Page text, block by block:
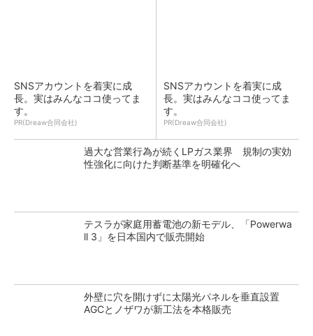
SNSアカウントを着実に成
長。実はみんなココ使ってま
す。
PR(Dreaw合同会社)
SNSアカウントを着実に成
長。実はみんなココ使ってま
す。
PR(Dreaw合同会社)
過大な営業行為が続くLPガス業界 規制の実効
性強化に向けた判断基準を明確化へ
テスラが家庭用蓄電池の新モデル、「Powerwa
ll 3」を日本国内で販売開始
外壁に穴を開けずに太陽光パネルを垂直設置
AGCとノザワが新工法を本格販売